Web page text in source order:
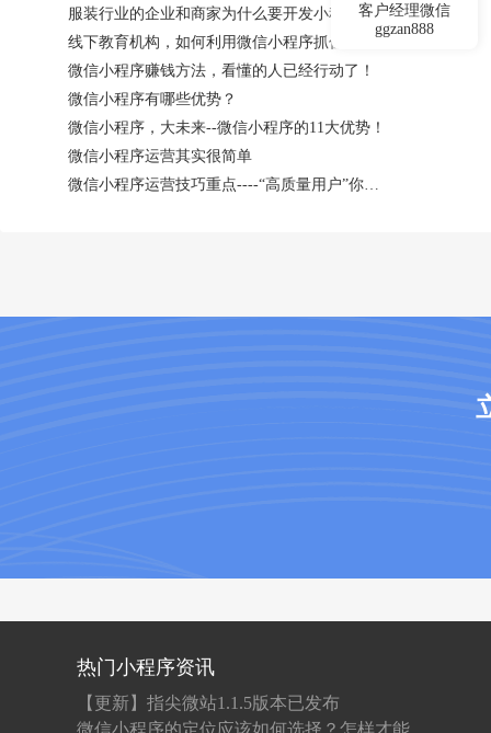
服装行业的企业和商家为什么要开发小程序？
线下教育机构，如何利用微信小程序抓住用户？
微信小程序赚钱方法，看懂的人已经行动了！
微信小程序有哪些优势？
微信小程序，大未来--微信小程序的11大优势！
微信小程序运营其实很简单
客户经理微信
ggzan888
热门小程序资讯
【更新】指尖微站1.1.5版本已发布